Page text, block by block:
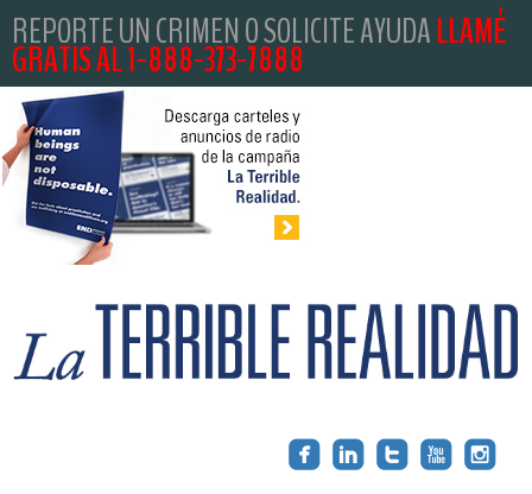
REPORTE UN CRIMEN O SOLICITE AYUDALLAMÉ
GRATIS AL 1-888-373-7888